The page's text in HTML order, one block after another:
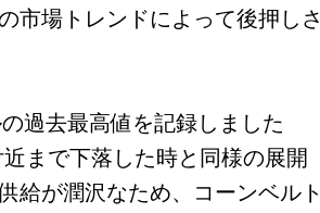
市場トレンドによって後押しさ
過去最高値を記録しました
まで下落した時と同様の展開
給が潤沢なため、コーンベルト